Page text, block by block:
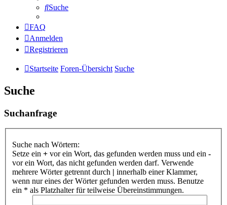
Suche
FAQ
Anmelden
Registrieren
Startseite Foren-Übersicht Suche
Suche
Suchanfrage
Suche nach Wörtern:
Setze ein + vor ein Wort, das gefunden werden muss und ein -
vor ein Wort, das nicht gefunden werden darf. Verwende
mehrere Wörter getrennt durch | innerhalb einer Klammer,
wenn nur eines der Wörter gefunden werden muss. Benutze
ein * als Platzhalter für teilweise Übereinstimmungen.